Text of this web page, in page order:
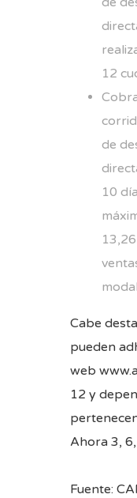
12
de
10
Cabe
pueden
web
12 y
Ahora 3,
Fuente: